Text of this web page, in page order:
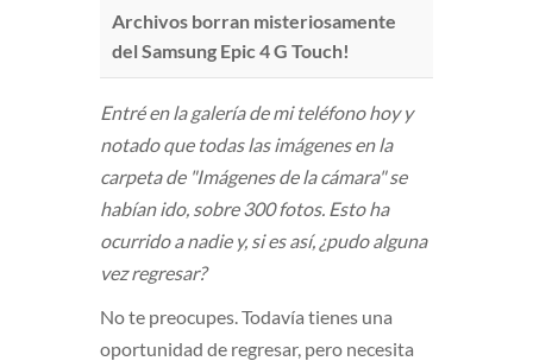
Archivos borran misteriosamente
del Samsung Epic 4 G Touch!
Entré en la galería de mi teléfono hoy y
notado que todas las imágenes en la
carpeta de "Imágenes de la cámara" se
habían ido, sobre 300 fotos. Esto ha
ocurrido a nadie y, si es así, ¿pudo alguna
vez regresar?
No te preocupes. Todavía tienes una
oportunidad de regresar, pero necesita